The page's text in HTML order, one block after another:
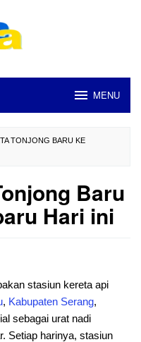
MENU
TONJONG BARU KE
Baru
Hari ini
stasiun kereta api
, Kabupaten Serang,
sebagai urat nadi
Setiap harinya, stasiun